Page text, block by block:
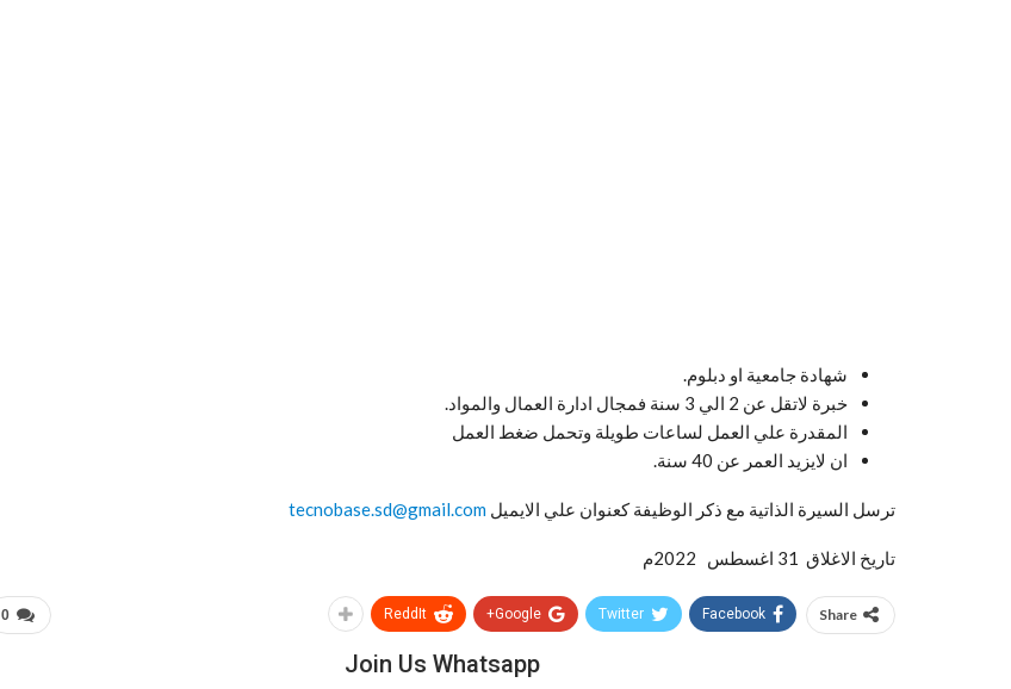
شهادة جامعية او دبلوم.
خبرة لاتقل عن 2 الي 3 سنة فمجال ادارة العمال والمواد.
المقدرة علي العمل لساعات طويلة وتحمل ضغط العمل
ان لايزيد العمر عن 40 سنة.
ترسل السيرة الذاتية مع ذكر الوظيفة كعنوان علي الايميل tecnobase.sd@gmail.com
تاريخ الاغلاق 31 اغسطس 2022م
0 Share
Facebook
Twitter
Google+
ReddIt
Join Us Whatsapp